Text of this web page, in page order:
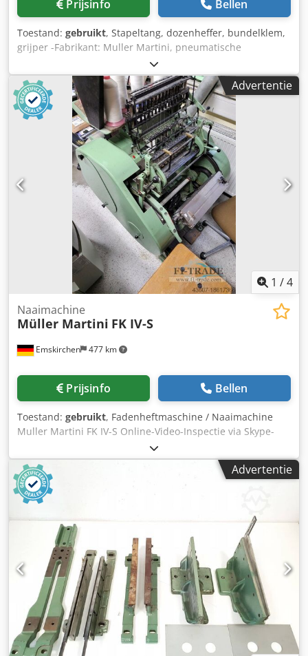
Transportsysteem - Uitvoer voor incomplete producten
Kleurenmonitor met touchscreen - Halfautomatische
instelling - Invoer van rechts - Voorstapelmagazijn - Mes
voorinstelinrichting - Messensets, totaal: 2 - Verwisselbare
snijtafels (standaard set): 4 - 17 Boekenstapelaar Csdpfx
Aoxdx Tnolaorf Müller Martini CB 16 (3631) Omschrijving: -
Compenserende boekenstapelaar - Uitvoer naar links en
Prijsinfo Bellen
Toestand: gebruikt, Stapeltang, dozenheffer, bundelklem,
grijper -Fabrikant: Muller Martini, pneumatische
stapeltang type 0277.0401 Crsdporz Szlofx Alaof -
Draagvermogen: max. 250 kg -Klembereik: 850 tot 1350
mm -Aantal: 2x grijper beschikbaar -Prijs: per stuk -
Vervoerafmetingen: 940/250/H530 mm -Eigen gewicht: 87
kg/pc.
Advertentie
1 /4
Emskirchen 477 km
Naaimachine
Müller Martini FK IV-S
Prijsinfo Bellen
Toestand: gebruikt, Fadenheftmaschine / Naaimachine
Muller Martini FK IV-S Online-Video-Inspectie via Skype-
Video Wij verheugen ons op uw bezoek - meer machines
op voorraad Onmiddellijk beschikbaar - Kan geïnspecteerd
worden Crjdpjv Ega Aofx Alasf Op voorraad Emskirchen /
Neurenberg - Kan getest worden
Advertentie